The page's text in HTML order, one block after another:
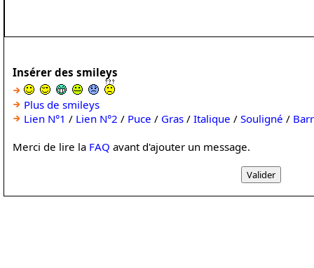
Insérer des smileys
Plus de smileys
Lien N°1 / Lien N°2 / Puce / Gras / Italique / Souligné /
Merci de lire la FAQ avant d'ajouter un message.